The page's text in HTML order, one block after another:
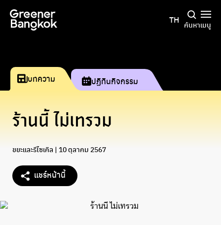
TH ค้นหาเมนู
บทความ ปฏิทินกิจกรรม
ร้านนี้ ไม่เทรวม
ขยะและรีไซเคิล | 10 ตุลาคม 2567
แชร์หน้านี้